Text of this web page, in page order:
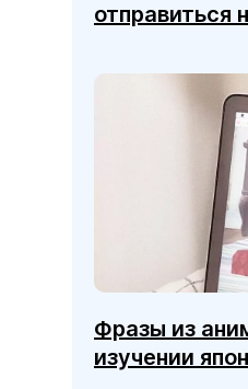
отправиться
Фразы из
изучении